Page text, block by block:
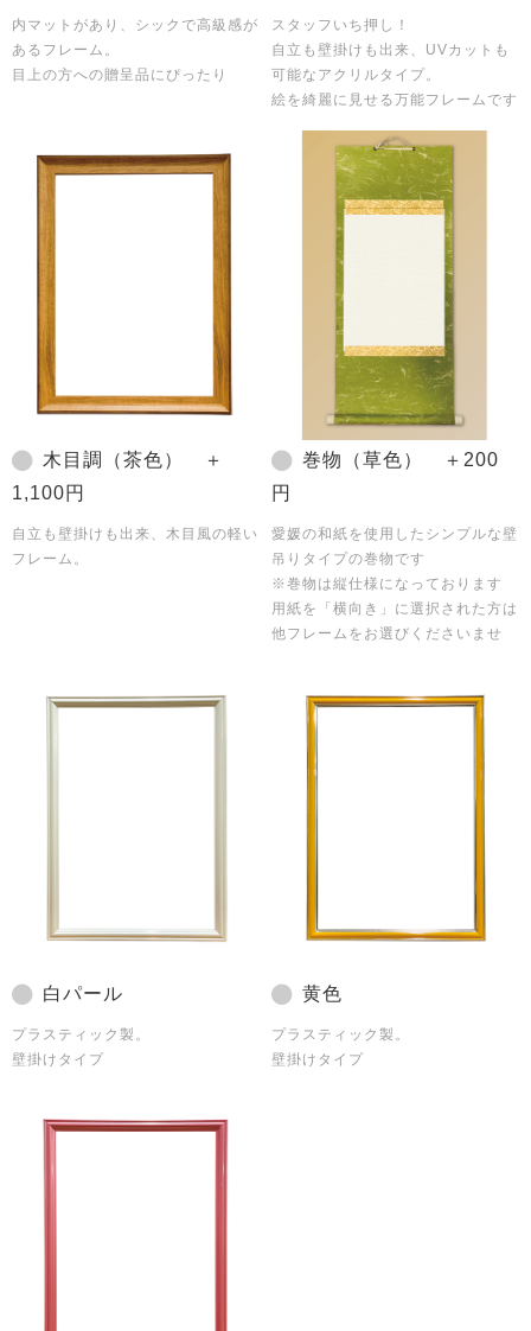
内マットがあり、シックで高級感が
あるフレーム。
目上の方への贈呈品にぴったり
スタッフいち押し！
自立も壁掛けも出来、UVカットも
可能なアクリルタイプ。
絵を綺麗に見せる万能フレームです
木目調（茶色） ＋
1,100円
自立も壁掛けも出来、木目風の軽い
フレーム。
巻物（草色） ＋200
円
愛媛の和紙を使用したシンプルな壁
吊りタイプの巻物です
※巻物は縦仕様になっております
用紙を「横向き」に選択された方は
他フレームをお選びくださいませ
白パール
プラスティック製。
壁掛けタイプ
黄色
プラスティック製。
壁掛けタイプ